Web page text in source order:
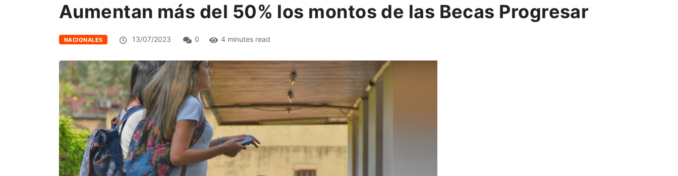
Aumentan más del 50% los montos de las Becas Progresar
NACIONALES 13/07/2023 0 4 minutes read